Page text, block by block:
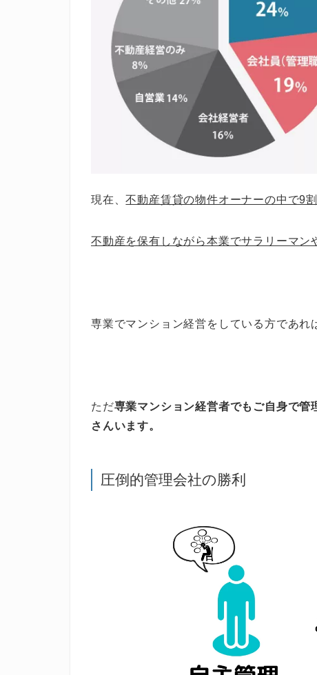
現在、不動産賃貸の物件オーナーの中で9割
不動産を保有しながら本業でサラリーマン
専業でマンション経営をしている方であれ
ただ専業マンション経営者でもご自身で管
さんいます。
圧倒的管理会社の勝利